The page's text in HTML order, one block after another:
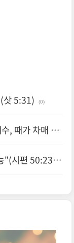
삿 5:31) (0)
, 때가 차매 오
"(시편 50:23)